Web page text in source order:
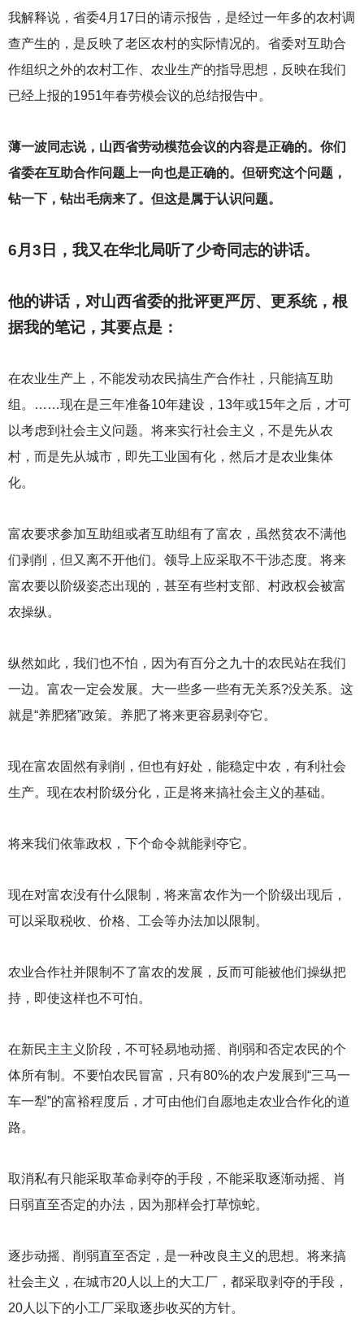
我解释说，省委4月17日的请示报告，是经过一年多的农村调
查产生的，是反映了老区农村的实际情况的。省委对互助合
作组织之外的农村工作、农业生产的指导思想，反映在我们
已经上报的1951年春劳模会议的总结报告中。
薄一波同志说，山西省劳动模范会议的内容是正确的。你们
省委在互助合作问题上一向也是正确的。但研究这个问题，
钻一下，钻出毛病来了。但这是属于认识问题。
6月3日，我又在华北局听了少奇同志的讲话。
他的讲话，对山西省委的批评更严厉、更系统，根
据我的笔记，其要点是：
在农业生产上，不能发动农民搞生产合作社，只能搞互助
组。……现在是三年准备10年建设，13年或15年之后，才可
以考虑到社会主义问题。将来实行社会主义，不是先从农
村，而是先从城市，即先工业国有化，然后才是农业集体
化。
富农要求参加互助组或者互助组有了富农，虽然贫农不满他
们剥削，但又离不开他们。领导上应采取不干涉态度。将来
富农要以阶级姿态出现的，甚至有些村支部、村政权会被富
农操纵。
纵然如此，我们也不怕，因为有百分之九十的农民站在我们
一边。富农一定会发展。大一些多一些有无关系?没关系。这
就是“养肥猪”政策。养肥了将来更容易剥夺它。
现在富农固然有剥削，但也有好处，能稳定中农，有利社会
生产。现在农村阶级分化，正是将来搞社会主义的基础。
将来我们依靠政权，下个命令就能剥夺它。
现在对富农没有什么限制，将来富农作为一个阶级出现后，
可以采取税收、价格、工会等办法加以限制。
农业合作社并限制不了富农的发展，反而可能被他们操纵把
持，即使这样也不可怕。
在新民主主义阶段，不可轻易地动摇、削弱和否定农民的个
体所有制。不要怕农民冒富，只有80%的农户发展到“三马一
车一犁”的富裕程度后，才可由他们自愿地走农业合作化的道
路。
取消私有只能采取革命剥夺的手段，不能采取逐渐动摇、肖
日弱直至否定的办法，因为那样会打草惊蛇。
逐步动摇、削弱直至否定，是一种改良主义的思想。将来搞
社会主义，在城市20人以上的大工厂，都采取剥夺的手段，
20人以下的小工厂采取逐步收买的方针。